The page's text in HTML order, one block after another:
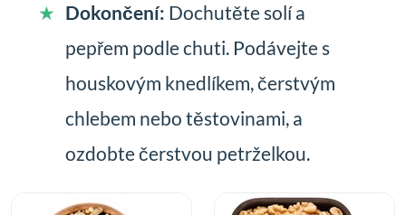
Dokončení: Dochutěte solí a
pepřem podle chuti. Podávejte s
houskovým knedlíkem, čerstvým
chlebem nebo těstovinami, a
ozdobte čerstvou petrželkou.